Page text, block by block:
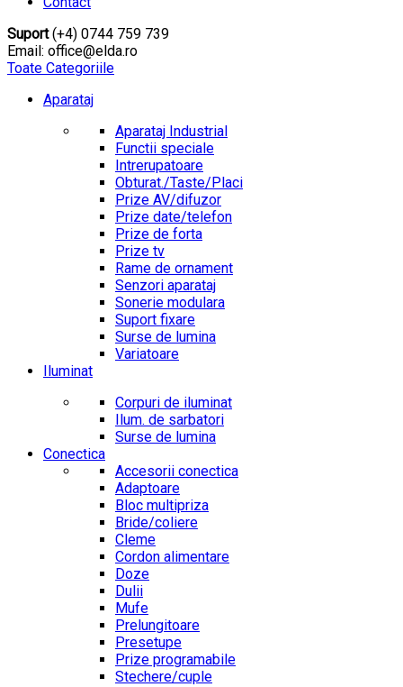
Suport(+4) 0744 759 739
Email: office@elda.ro
Toate Categoriile
Aparataj
Aparataj Industrial
Functii speciale
Intrerupatoare
Obturat./Taste/Placi
Prize AV/difuzor
Prize date/telefon
Prize de forta
Prize tv
Rame de ornament
Senzori aparataj
Sonerie modulara
Suport fixare
Surse de lumina
Variatoare
Iluminat
Corpuri de iluminat
Ilum. de sarbatori
Surse de lumina
Conectica
Accesorii conectica
Adaptoare
Bloc multipriza
Bride/coliere
Cleme
Cordon alimentare
Doze
Dulii
Mufe
Prelungitoare
Presetupe
Prize programabile
Stechere/cuple